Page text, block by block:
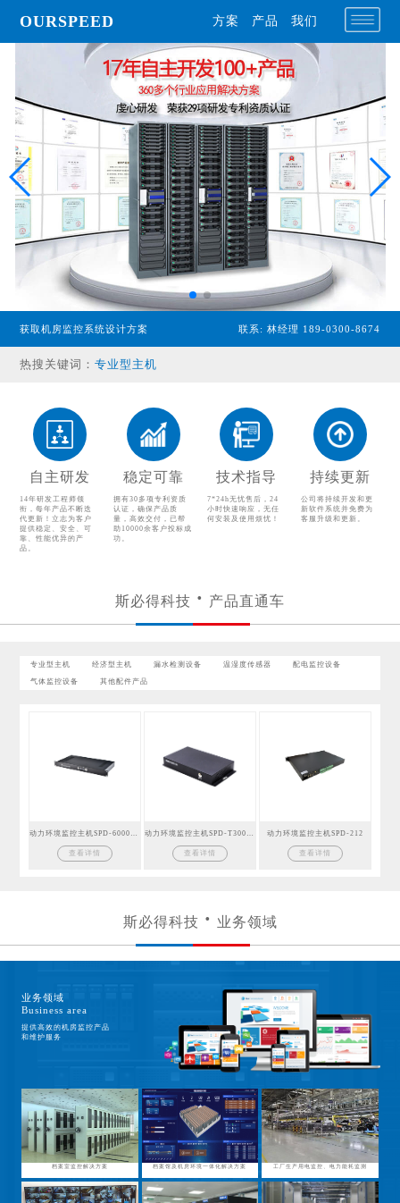
OURSPEED 方案 产品 我们
获取机房监控系统设计方案 联系: 林经理 189-0300-8674
热搜关键词：
专业型主机
经济型主机
温湿度传感器
配电监控设备
气体监控设备
其他配件产品
自主研发
14年研发工程师领
衔，每年产品不断迭
代更新！立志为客户
提供稳定、安全、可
靠、性能优异的产
品。
稳定可靠
拥有30多项专利资质
认证，确保产品质
量，高效交付，已帮
助10000余客户投标成
功。
技术指导
7*24h无忧售后，24
小时快速响应，无任
何安装及使用烦忧！
持续更新
公司将持续开发和更
新软件系统并免费为
客服升级和更新。
斯必得科技 产品直通车
专业型主机 经济型主机 漏水检测设备 温湿度传感器 配电监控设备
气体监控设备 其他配件产品
查看详情 查看详情
动力环境监控主机SPD-212
查看详情
斯必得科技 业务领域
业务领域
Business area
提供高效的机房监控产品
和维护服务
档案室监控解决方案 档案馆及机房环境一体化解决方案 工厂生产用电监控、电力能耗监测